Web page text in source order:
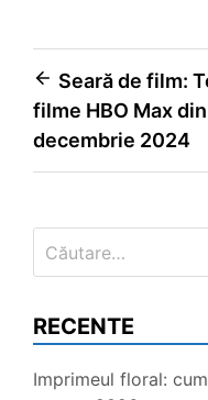
Navigare
în
articole
Seară de film:
filme HBO Max din
decembrie 2024
după:
RECENTE
Imprimeul floral: